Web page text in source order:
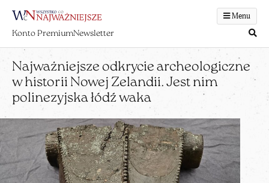
Menu
Konto PremiumNewsletter
Najważniejsze odkrycie archeologiczne
w historii Nowej Zelandii. Jest nim
polinezyjska łódź waka